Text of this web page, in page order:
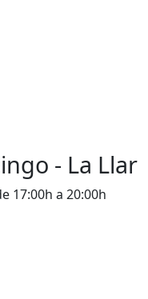
- La Llar
17:00h a 20:00h